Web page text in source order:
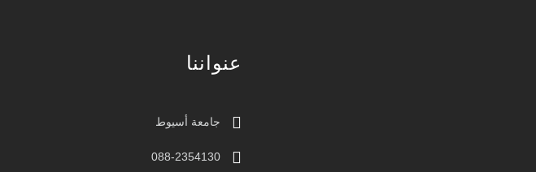
عنواننا
جامعة أسيوط
088-2354130